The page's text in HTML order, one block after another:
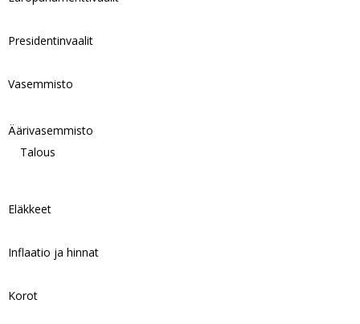
Presidentinvaalit
Vasemmisto
Äärivasemmisto
Talous
Eläkkeet
Inflaatio ja hinnat
Korot